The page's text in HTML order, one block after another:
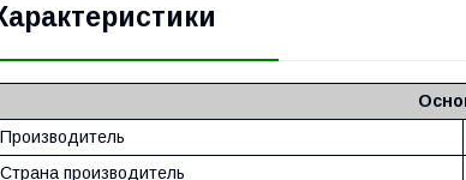
Производитель
Страна производитель